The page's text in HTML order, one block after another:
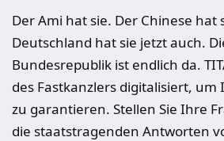
Der Ami hat sie. Der Chinese hat
Deutschland hat sie jetzt auch.
Bundesrepublik ist endlich da.
des Fastkanzlers digitalisiert,
zu garantieren. Stellen Sie Ihre
die staatstragenden Antworten